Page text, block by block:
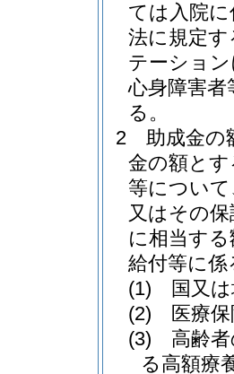
ては入院
法に規定
テーショ
心身障害者
る。
2
助成金の
金の額とす
等につい
又はその
に相当す
給付等に
(1)
国又
(2)
医療
(3)
高齢
る高額療